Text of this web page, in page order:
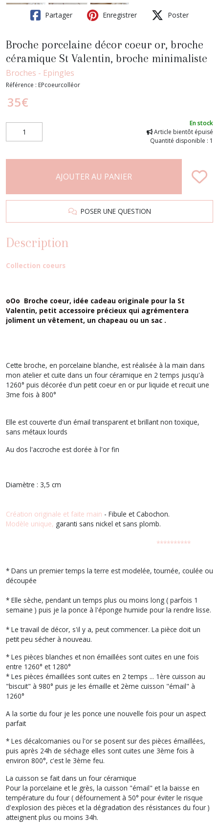
Partager Enregistrer Poster
Broche porcelaine décor coeur or, broche
céramique St Valentin, broche minimaliste
Broches - Epingles
Référence : EPcoeurcolléor
35€
En stock
Article bientôt épuisé
Quantité disponible : 1
AJOUTER AU PANIER
POSER UNE QUESTION
Description
Collection coeurs
oOo Broche coeur, idée cadeau originale pour la St
Valentin, petit accessoire précieux qui agrémentera
joliment un vêtement, un chapeau ou un sac .
Cette broche, en porcelaine blanche, est réalisée à la main dans
mon atelier et cuite dans un four céramique en 2 temps jusqu'à
1260° puis décorée d'un petit coeur en or pur liquide et recuit une
3me fois à 800°
Elle est couverte d'un émail transparent et brillant non toxique,
sans métaux lourds
Au dos l'accroche est dorée à l'or fin
Diamètre : 3,5 cm
Création originale et faite main - Fibule et Cabochon.
Modèle unique, garanti sans nickel et sans plomb.
**********
* Dans un premier temps la terre est modelée, tournée, coulée ou
découpée
* Elle sèche, pendant un temps plus ou moins long ( parfois 1
semaine ) puis je la ponce à l'éponge humide pour la rendre lisse.
* Le travail de décor, s'il y a, peut commencer. La pièce doit un
petit peu sécher à nouveau.
* Les pièces blanches et non émaillées sont cuites en une fois
entre 1260° et 1280°
* Les pièces émaillées sont cuites en 2 temps ... 1ère cuisson au
"biscuit" à 980° puis je les émaille et 2ème cuisson "émail" à
1260°
A la sortie du four je les ponce une nouvelle fois pour un aspect
parfait
* Les décalcomanies ou l'or se posent sur des pièces émaillées,
puis après 24h de séchage elles sont cuites une 3ème fois à
environ 800°, c'est le 3ème feu.
La cuisson se fait dans un four céramique
Pour la porcelaine et le grès, la cuisson "émail" et la baisse en
température du four ( défournement à 50° pour éviter le risque
d'explosion des pièces et la dégradation des résistances du four )
atteignent plus ou moins 34h.